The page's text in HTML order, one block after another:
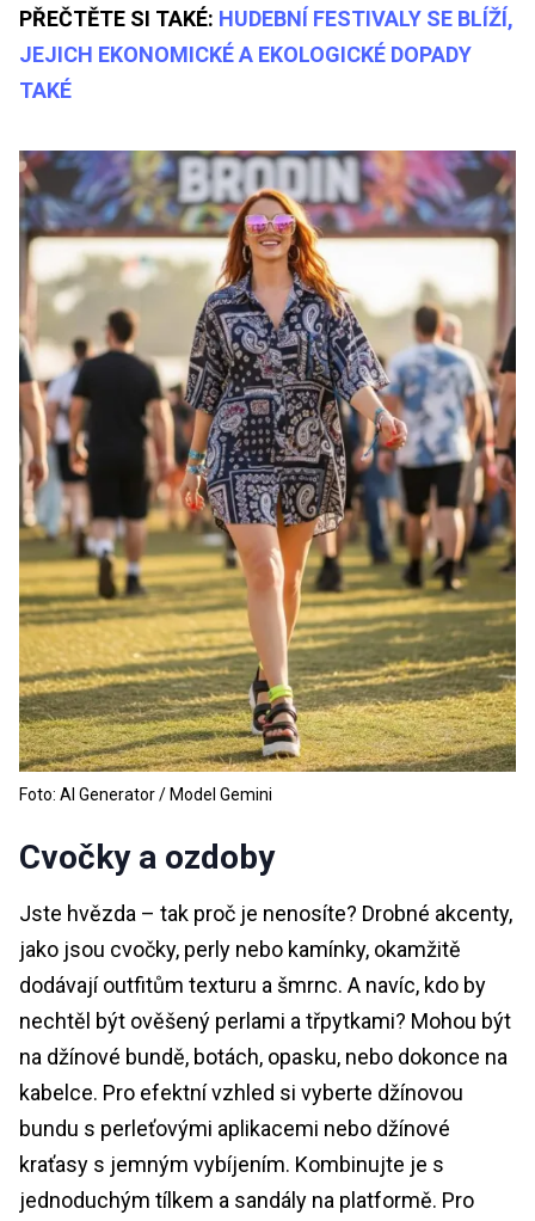
PŘEČTĚTE SI TAKÉ: HUDEBNÍ FESTIVALY SE BLÍŽÍ,
JEJICH EKONOMICKÉ A EKOLOGICKÉ DOPADY
TAKÉ
Foto: AI Generator / Model Gemini
Cvočky a ozdoby
Jste hvězda – tak proč je nenosíte? Drobné akcenty,
jako jsou cvočky, perly nebo kamínky, okamžitě
dodávají outfitům texturu a šmrnc. A navíc, kdo by
nechtěl být ověšený perlami a třpytkami? Mohou být
na džínové bundě, botách, opasku, nebo dokonce na
kabelce. Pro efektní vzhled si vyberte džínovou
bundu s perleťovými aplikacemi nebo džínové
kraťasy s jemným vybíjením. Kombinujte je s
jednoduchým tílkem a sandály na platformě. Pro